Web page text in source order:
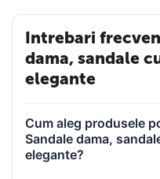
Intrebari
dama, sandale
elegante
Cum aleg produsele
Sandale dama,
elegante?